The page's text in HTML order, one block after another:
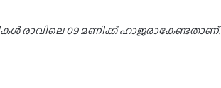
രാവിലെ 09 മണിക്ക് ഹാജരാകേണ്ടതാണ്.